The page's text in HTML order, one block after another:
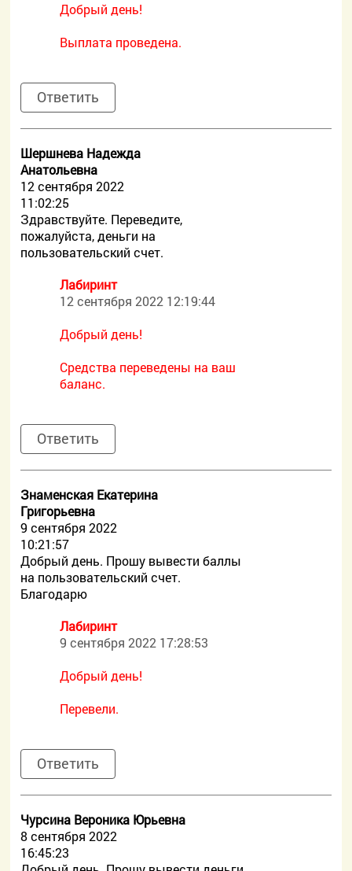
Добрый день!
Выплата проведена.
Ответить
Шершнева Надежда
Анатольевна
12 сентября 2022
11:02:25
Здравствуйте. Переведите,
пожалуйста, деньги на
пользовательский счет.
Лабиринт
12 сентября 2022 12:19:44
Добрый день!
Средства переведены на ваш
баланс.
Ответить
Знаменская Екатерина
Григорьевна
9 сентября 2022
10:21:57
Добрый день. Прошу вывести баллы
на пользовательский счет.
Благодарю
Лабиринт
9 сентября 2022 17:28:53
Добрый день!
Перевели.
Ответить
Чурсина Вероника Юрьевна
8 сентября 2022
16:45:23